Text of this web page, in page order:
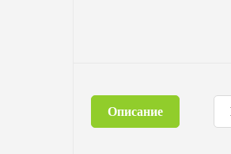
Описание